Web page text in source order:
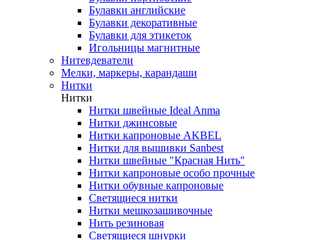
Булавки английские
Булавки декоративные
Булавки для этикеток
Игольницы магнитные
Нитевдеватели
Мелки, маркеры, карандаши
Нитки
Нитки
Нитки швейные Ideal Anma
Нитки джинсовые
Нитки капроновые AKBEL
Нитки для вышивки Sanbest
Нитки швейные "Красная Нить"
Нитки капроновые особо прочные
Нитки обувные капроновые
Светящиеся нитки
Нитки мешкозашивочные
Нить резиновая
Светящиеся шнурки